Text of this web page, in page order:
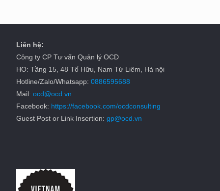
Liên hệ:
Công ty CP Tư vấn Quản lý OCD
HO: Tầng 15, 48 Tố Hữu, Nam Từ Liêm, Hà nội
Hotline/Zalo/Whatsapp: 0886595688
Mail: ocd@ocd.vn
Facebook: https://facebook.com/ocdconsulting
Guest Post or Link Insertion: gp@ocd.vn